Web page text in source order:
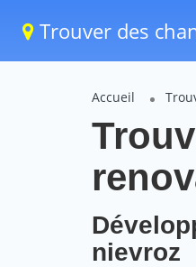
Trouver des
Accueil
nievroz